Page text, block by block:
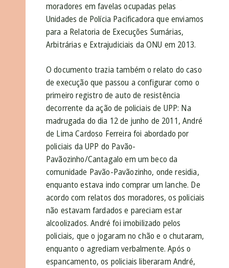
moradores em favelas ocupadas pelas
Unidades de Polícia Pacificadora que enviamos
para a Relatoria de Execuções Sumárias,
Arbitrárias e Extrajudiciais da ONU em 2013.
O documento trazia também o relato do caso
de execução que passou a configurar como o
primeiro registro de auto de resistência
decorrente da ação de policiais de UPP: Na
madrugada do dia 12 de junho de 2011, André
de Lima Cardoso Ferreira foi abordado por
policiais da UPP do Pavão-
Pavãozinho/Cantagalo em um beco da
comunidade Pavão-Pavãozinho, onde residia,
enquanto estava indo comprar um lanche. De
acordo com relatos dos moradores, os policiais
não estavam fardados e pareciam estar
alcoolizados. André foi imobilizado pelos
policiais, que o jogaram no chão e o chutaram,
enquanto o agrediam verbalmente. Após o
espancamento, os policiais liberaram André,